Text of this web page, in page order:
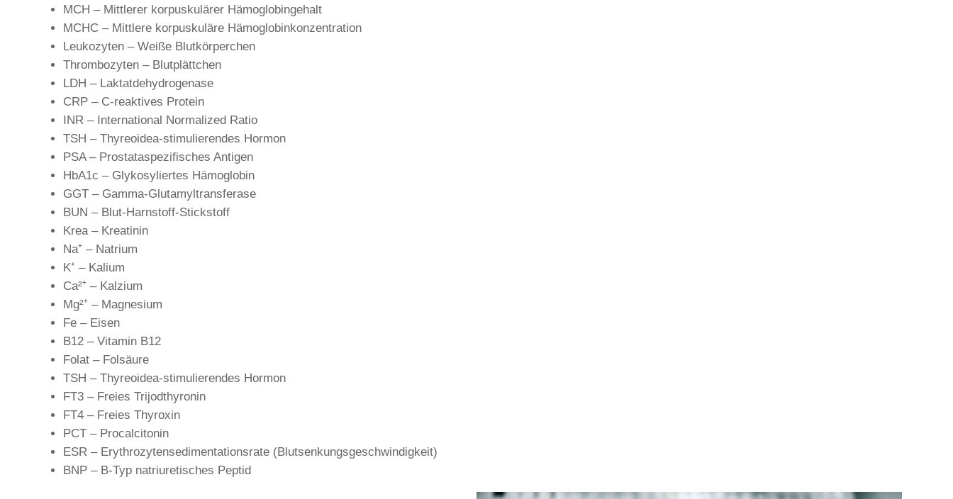
MCH – Mittlerer korpuskulärer Hämoglobingehalt
MCHC – Mittlere korpuskuläre Hämoglobinkonzentration
Leukozyten – Weiße Blutkörperchen
Thrombozyten – Blutplättchen
LDH – Laktatdehydrogenase
CRP – C-reaktives Protein
INR – International Normalized Ratio
TSH – Thyreoidea-stimulierendes Hormon
PSA – Prostataspezifisches Antigen
HbA1c – Glykosyliertes Hämoglobin
GGT – Gamma-Glutamyltransferase
BUN – Blut-Harnstoff-Stickstoff
Krea – Kreatinin
Na⁺ – Natrium
K⁺ – Kalium
Ca²⁺ – Kalzium
Mg²⁺ – Magnesium
Fe – Eisen
B12 – Vitamin B12
Folat – Folsäure
TSH – Thyreoidea-stimulierendes Hormon
FT3 – Freies Trijodthyronin
FT4 – Freies Thyroxin
PCT – Procalcitonin
ESR – Erythrozytensedimentationsrate (Blutsenkungsgeschwindigkeit)
BNP – B-Typ natriuretisches Peptid​